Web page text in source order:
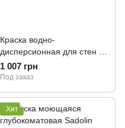
Краска водно-
дисперсионная для стен и
потолков MGF Eco Weiss
M1, 20 кг, белый, матовый
1 007 грн
Под заказ
Хит